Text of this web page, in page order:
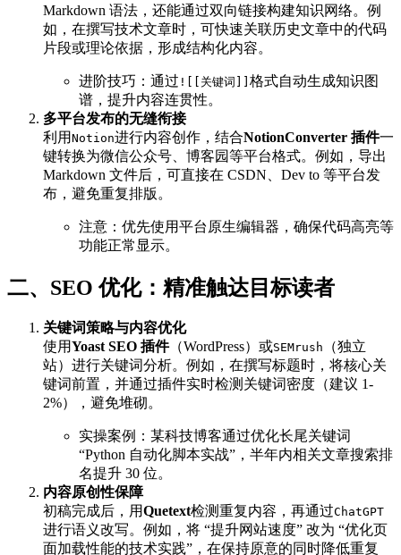
Markdown 语法，还能通过双向链接构建知识网络。例
如，在撰写技术文章时，可快速关联历史文章中的代码
片段或理论依据，形成结构化内容。
进阶技巧：通过 ![[关键词]] 格式自动生成知识图
谱，提升内容连贯性。
多平台发布的无缝衔接
利用 Notion进行内容创作，结合NotionConverter 插件一
键转换为微信公众号、博客园等平台格式。例如，导出
Markdown 文件后，可直接在 CSDN、Dev to 等平台发
布，避免重复排版。
注意：优先使用平台原生编辑器，确保代码高亮等
功能正常显示。
二、SEO 优化：精准触达目标读者
关键词策略与内容优化
使用Yoast SEO 插件（WordPress）或SEMrush
（独立
站）进行关键词分析。例如，在撰写标题时，将核心关
键词前置，并通过插件实时检测关键词密度（建议 1-
2%），避免堆砌。
实操案例：某科技博客通过优化长尾关键词
“Python 自动化脚本实战”，半年内相关文章搜索排
名提升 30 位。
内容原创性保障
初稿完成后，用Quetext检测重复内容，再通过ChatGPT
进行语义改写。例如，将 “提升网站速度” 改为 “优化页
面加载性能的技术实践”，在保持原意的同时降低重复